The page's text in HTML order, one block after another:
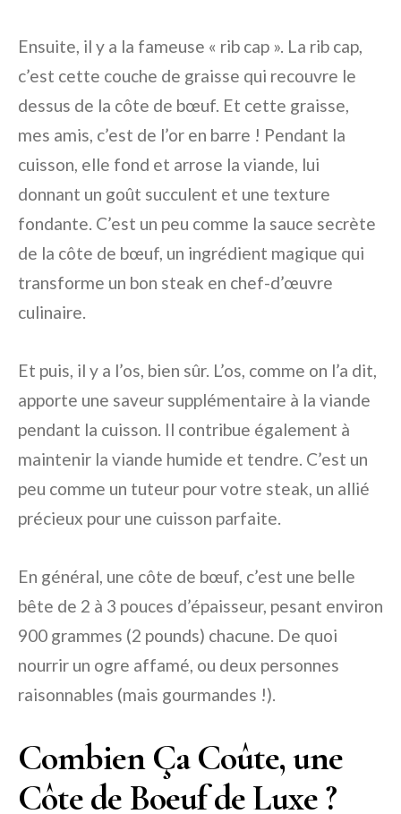
Ensuite, il y a la fameuse « rib cap ». La rib cap,
c’est cette couche de graisse qui recouvre le
dessus de la côte de bœuf. Et cette graisse,
mes amis, c’est de l’or en barre ! Pendant la
cuisson, elle fond et arrose la viande, lui
donnant un goût succulent et une texture
fondante. C’est un peu comme la sauce secrète
de la côte de bœuf, un ingrédient magique qui
transforme un bon steak en chef-d’œuvre
culinaire.
Et puis, il y a l’os, bien sûr. L’os, comme on l’a dit,
apporte une saveur supplémentaire à la viande
pendant la cuisson. Il contribue également à
maintenir la viande humide et tendre. C’est un
peu comme un tuteur pour votre steak, un allié
précieux pour une cuisson parfaite.
En général, une côte de bœuf, c’est une belle
bête de 2 à 3 pouces d’épaisseur, pesant environ
900 grammes (2 pounds) chacune. De quoi
nourrir un ogre affamé, ou deux personnes
raisonnables (mais gourmandes !).
Combien Ça Coûte, une
Côte de Boeuf de Luxe ?